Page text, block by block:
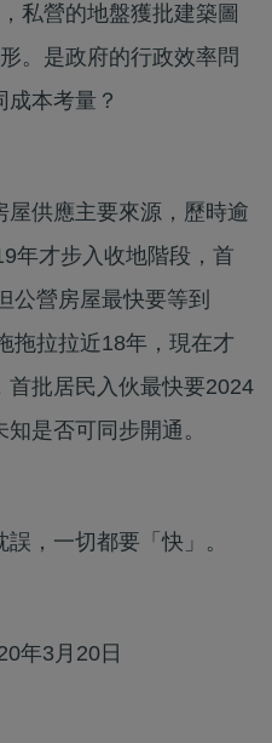
私營的地盤獲批建築圖
。是政府的行政效率問
本考量？
供應主要來源，歷時逾
年才步入收地階段，首
公營房屋最快要等到
拖拉拉近18年，現在才
批居民入伙最快要2024
是否可同步開通。
，一切都要「快」。
年3月20日